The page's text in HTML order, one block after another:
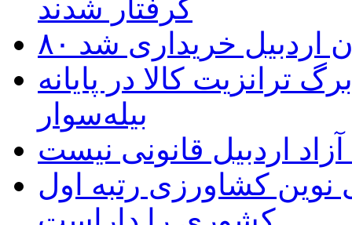
گرفتار شدند
اردبیل خریداری شد
کالا در پایانه
بیله‌سوار
اردبیل قانونی نیست
نوین کشاورزی رتبه اول